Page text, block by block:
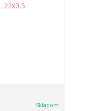
Skladom